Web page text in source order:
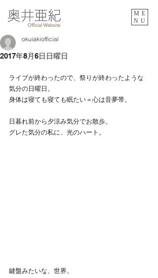
ME
NU
2017年8月6日日曜日
okuiakiofficial
ライブが終わったので、祭りが終わったような
気分の日曜日。
身体は寝ても寝ても眠たい＝心は音夢帯。
日暮れ前から夕涼み気分でお散歩。
グレた気分の私に、光のハート。
鍵盤みたいな、世界。